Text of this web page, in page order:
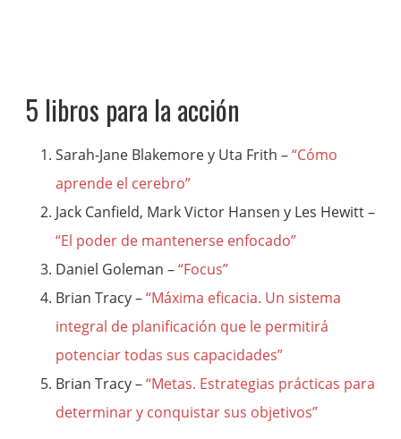
5 libros para la acción
Sarah-Jane Blakemore y Uta Frith –“Cómo
aprende el cerebro”
Jack Canfield, Mark Victor Hansen y Les Hewitt –
“El poder de mantenerse enfocado”
Daniel Goleman –“Focus”
Brian Tracy –“Máxima eficacia. Un sistema
integral de planificación que le permitirá
potenciar todas sus capacidades”
Brian Tracy –“Metas. Estrategias prácticas para
determinar y conquistar sus objetivos”